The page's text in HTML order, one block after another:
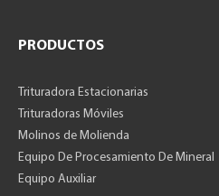
PRODUCTOS
Trituradora Estacionarias
Trituradoras Móviles
Molinos de Molienda
Equipo De Procesamiento De Mineral
Equipo Auxiliar